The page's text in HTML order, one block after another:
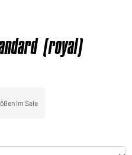
(royal)
im Sale